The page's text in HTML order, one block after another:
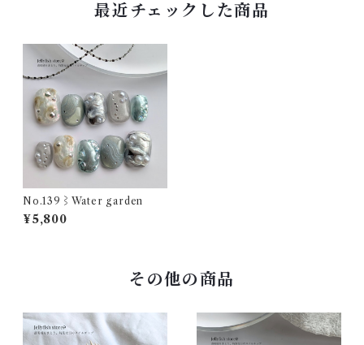
最近チェックした商品
No.139⌇Water garden
¥5,800
その他の商品